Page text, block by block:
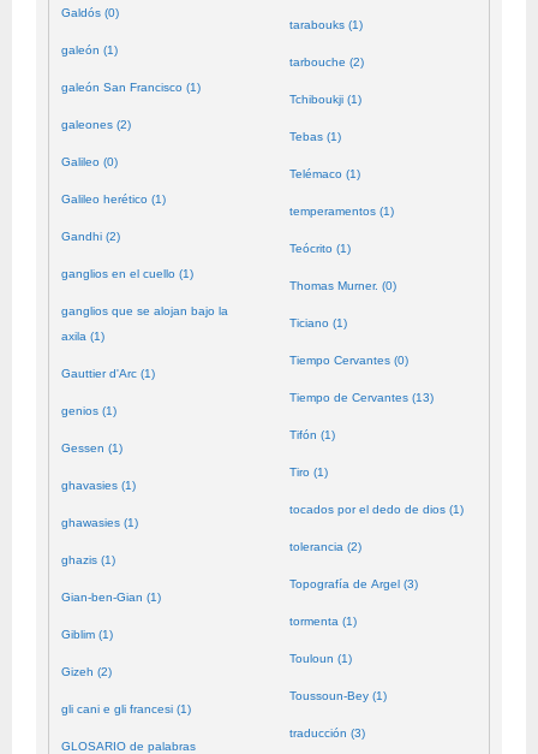
Galdós (0)
galeón (1)
galeón San Francisco (1)
galeones (2)
Galileo (0)
Galileo herético (1)
Gandhi (2)
ganglios en el cuello (1)
ganglios que se alojan bajo la
axila (1)
Gauttier d'Arc (1)
genios (1)
Gessen (1)
ghavasies (1)
ghawasies (1)
ghazis (1)
Gian-ben-Gian (1)
Giblim (1)
Gizeh (2)
gli cani e gli francesi (1)
GLOSARIO de palabras
tarabouks (1)
tarbouche (2)
Tchiboukji (1)
Tebas (1)
Telémaco (1)
temperamentos (1)
Teócrito (1)
Thomas Murner. (0)
Ticiano (1)
Tiempo Cervantes (0)
Tiempo de Cervantes (13)
Tifón (1)
Tiro (1)
tocados por el dedo de dios (1)
tolerancia (2)
Topografía de Argel (3)
tormenta (1)
Touloun (1)
Toussoun-Bey (1)
traducción (3)